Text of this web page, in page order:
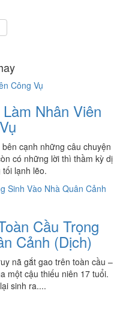
Nhân Viên
cạnh những câu chuyện
có những lời thì thầm kỳ dị
lạnh lẽo.
Cầu Trọng
Cảnh (Dịch)
nã gắt gao trên toàn cầu –
một cậu thiếu niên 17 tuổi.
sinh ra....